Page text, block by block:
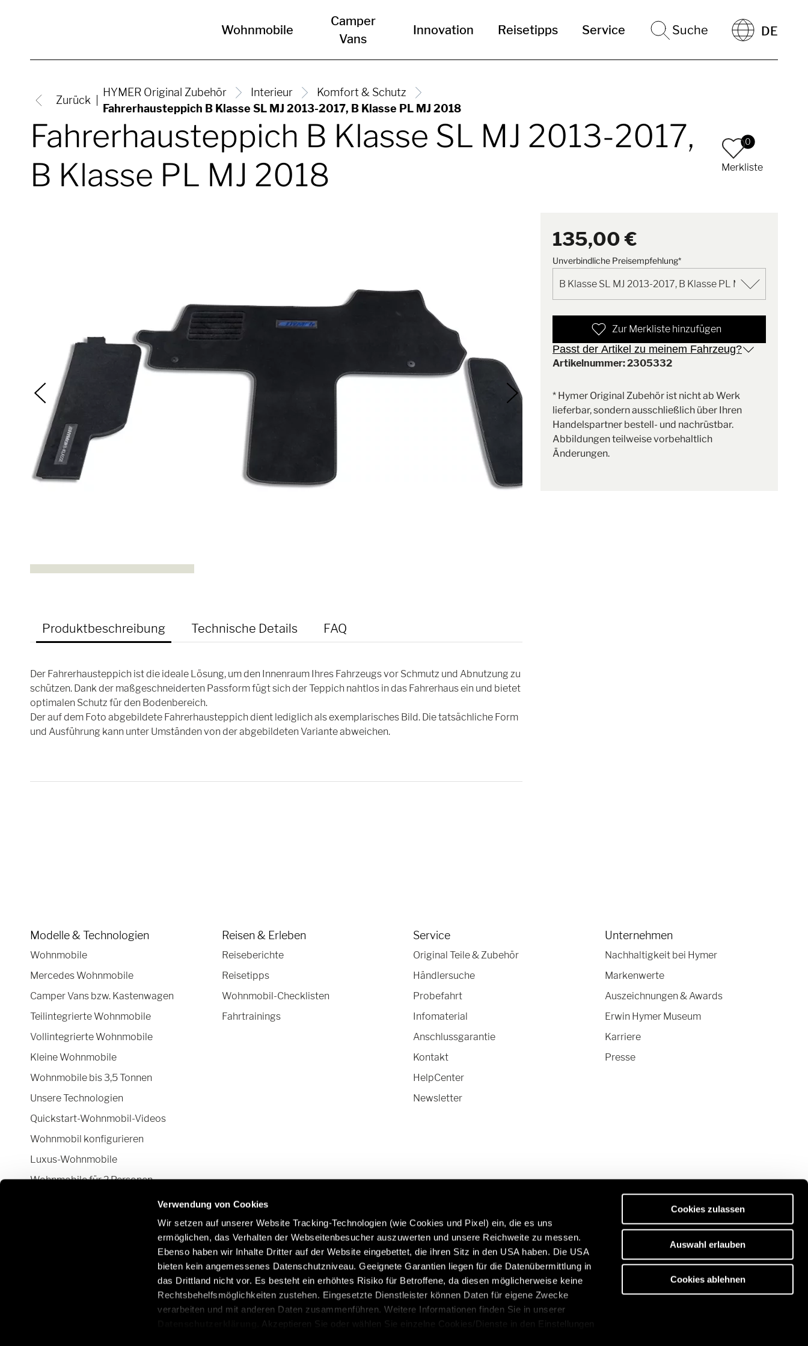
Verwendung von Cookies
Wir setzen auf unserer Website Tracking-Technologien (wie Cookies und Pixel) ein, die es uns
ermöglichen, das Verhalten der Webseitenbesucher auszuwerten und unsere Reichweite zu messen.
Ebenso haben wir Inhalte Dritter auf der Website eingebettet, die ihren Sitz in den USA haben. Die USA
bieten kein angemessenes Datenschutzniveau. Geeignete Garantien liegen für die Datenübermittlung in
das Drittland nicht vor. Es besteht ein erhöhtes Risiko für Betroffene, da diesen möglicherweise keine
Rechtsbehelfsmöglichkeiten zustehen. Eingesetzte Dienstleister können Daten für eigene Zwecke
verarbeiten und mit anderen Daten zusammenführen. Weitere Informationen finden Sie in unserer
. Akzeptieren Sie oder wählen Sie einzelne Cookies/Dienste in den Einstellungen
Cookies zulassen
Auswahl erlauben
Cookies ablehnen
Wohnmobile
Camper
Vans
Innovation Reisetipps Service Suche DE
Zurück
HYMER Original Zubehör Interieur
Komfort & Schutz
Fahrerhausteppich B Klasse SL MJ 2013-2017, B Klasse PL MJ 2018
Fahrerhausteppich B Klasse SL MJ 2013-2017,
B Klasse PL MJ 2018
0
Merkliste
Produktbeschreibung Technische Details FAQ
Der Fahrerhausteppich ist die ideale Lösung, um den Innenraum Ihres Fahrzeugs vor Schmutz und Abnutzung zu
schützen. Dank der maßgeschneiderten Passform fügt sich der Teppich nahtlos in das Fahrerhaus ein und bietet
optimalen Schutz für den Bodenbereich.
Der auf dem Foto abgebildete Fahrerhausteppich dient lediglich als exemplarisches Bild. Die tatsächliche Form
und Ausführung kann unter Umständen von der abgebildeten Variante abweichen.
135,00 €
Unverbindliche Preisempfehlung*
Zur Merkliste hinzufügen
Passt der Artikel zu meinem Fahrzeug?
Artikelnummer: 2305332
* Hymer Original Zubehör ist nicht ab Werk
lieferbar, sondern ausschließlich über Ihren
Handelspartner bestell- und nachrüstbar.
Abbildungen teilweise vorbehaltlich
Änderungen.
Modelle & Technologien
Wohnmobile
Mercedes Wohnmobile
Camper Vans bzw. Kastenwagen
Teilintegrierte Wohnmobile
Vollintegrierte Wohnmobile
Kleine Wohnmobile
Wohnmobile bis 3,5 Tonnen
Unsere Technologien
Quickstart-Wohnmobil-Videos
Wohnmobil konfigurieren
Luxus-Wohnmobile
Wohnmobile für 2 Personen
Reisen & Erleben
Reiseberichte
Reisetipps
Wohnmobil-Checklisten
Fahrtrainings
Service
Original Teile & Zubehör
Händlersuche
Probefahrt
Infomaterial
Anschlussgarantie
Kontakt
HelpCenter
Newsletter
Unternehmen
Nachhaltigkeit bei Hymer
Markenwerte
Auszeichnungen & Awards
Erwin Hymer Museum
Karriere
Presse
Bleiben Sie mit uns über soziale Netzwerke in
Erfahren Sie mehr über Hymer
Originalteile & Zubehör:
/de/de/modelle/original-teile-
und-zubehoer
Caravans in Premium-Qualität:
https://www.eriba.com/de/de
Entdecken Sie unser Reiseportal:
https://www.freeontour.com/de